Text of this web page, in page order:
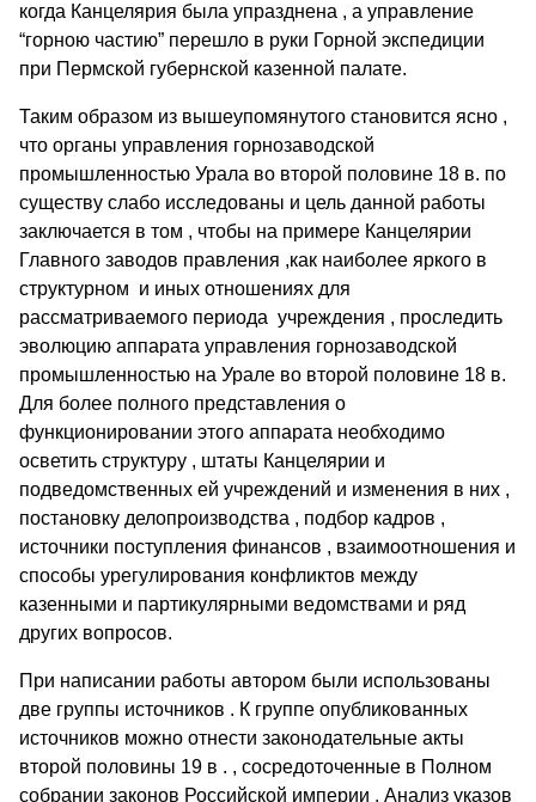
когда Канцелярия была упразднена , а управление
“горною частию” перешло в руки Горной экспедиции
при Пермской губернской казенной палате.
Таким образом из вышеупомянутого становится ясно ,
что органы управления горнозаводской
промышленностью Урала во второй половине 18 в. по
существу слабо исследованы и цель данной работы
заключается в том , чтобы на примере Канцелярии
Главного заводов правления ,как наиболее яркого в
структурном и иных отношениях для
рассматриваемого периода учреждения , проследить
эволюцию аппарата управления горнозаводской
промышленностью на Урале во второй половине 18 в.
Для более полного представления о
функционировании этого аппарата необходимо
осветить структуру , штаты Канцелярии и
подведомственных ей учреждений и изменения в них ,
постановку делопроизводства , подбор кадров ,
источники поступления финансов , взаимоотношения и
способы урегулирования конфликтов между
казенными и партикулярными ведомствами и ряд
других вопросов.
При написании работы автором были использованы
две группы источников . К группе опубликованных
источников можно отнести законодательные акты
второй половины 19 в . , сосредоточенные в Полном
собрании законов Российской империи . Анализ указов